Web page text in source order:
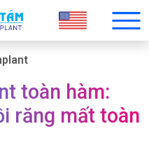
toàn hàm:
răng mất toàn